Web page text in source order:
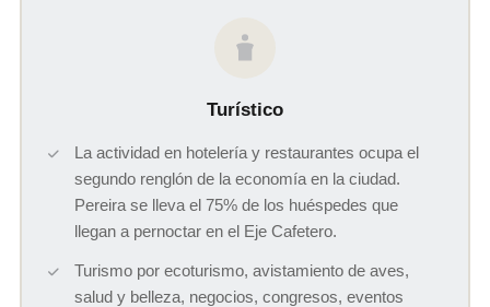
Turístico
La actividad en hotelería y restaurantes ocupa el
segundo renglón de la economía en la ciudad.
Pereira se lleva el 75% de los huéspedes que
llegan a pernoctar en el Eje Cafetero.
Turismo por ecoturismo, avistamiento de aves,
salud y belleza, negocios, congresos, eventos